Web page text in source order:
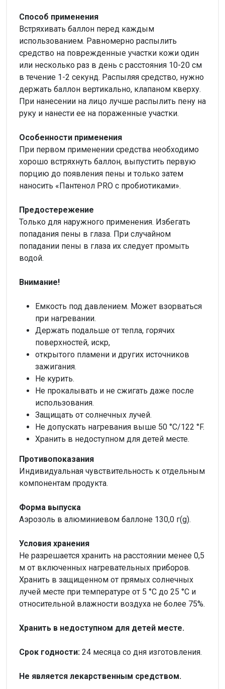
Способ применения
Встряхивать баллон перед каждым
использованием. Равномерно распылить
средство на поврежденные участки кожи один
или несколько раз в день с расстояния 10-20 см
в течение 1-2 секунд. Распыляя средство, нужно
держать баллон вертикально, клапаном кверху.
При нанесении на лицо лучше распылить пену на
руку и нанести ее на пораженные участки.
Особенности применения
При первом применении средства необходимо
хорошо встряхнуть баллон, выпустить первую
порцию до появления пены и только затем
наносить «Пантенол PRO с пробиотиками».
Предостережение
Только для наружного применения. Избегать
попадания пены в глаза. При случайном
попадании пены в глаза их следует промыть
водой.
Внимание!
Емкость под давлением. Может взорваться
при нагревании.
Держать подальше от тепла, горячих
поверхностей, искр,
открытого пламени и других источников
зажигания.
Не курить.
Не прокалывать и не сжигать даже после
использования.
Защищать от солнечных лучей.
Не допускать нагревания выше 50 °С/122 °F.
Хранить в недоступном для детей месте.
Противопоказания
Индивидуальная чувствительность к отдельным
компонентам продукта.
Форма выпуска
Аэрозоль в алюминиевом баллоне 130,0 г(g).
Условия хранения
Не разрешается хранить на расстоянии менее 0,5
м от включенных нагревательных приборов.
Хранить в защищенном от прямых солнечных
лучей месте при температуре от 5 °С до 25 °С и
относительной влажности воздуха не более 75%.
Хранить в недоступном для детей месте.
Срок годности: 24 месяца со дня изготовления.
Не является лекарственным средством.